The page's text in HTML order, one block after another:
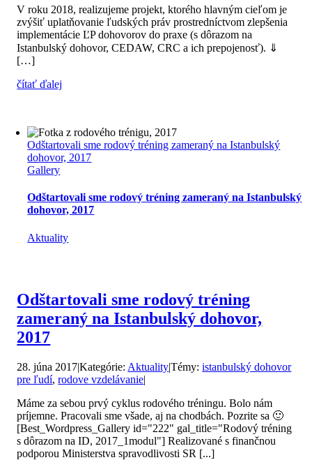
V roku 2018, realizujeme projekt, ktorého hlavným cieľom je
zvýšiť uplatňovanie ľudských práv prostredníctvom zlepšenia
implementácie ĽP dohovorov do praxe (s dôrazom na
Istanbulský dohovor, CEDAW, CRC a ich prepojenosť). ⇓
[…]
čítať ďalej
Odštartovali sme rodový tréning zameraný na Istanbulský
dohovor, 2017
Gallery
Odštartovali sme rodový tréning zameraný na Istanbulský
dohovor, 2017
Aktuality
Odštartovali sme rodový tréning
zameraný na Istanbulský dohovor,
2017
28. júna 2017|Kategórie: Aktuality|Témy:istanbulský dohovor
pre ľudí,rodove vzdelávanie|
Máme za sebou prvý cyklus rodového tréningu. Bolo nám
príjemne. Pracovali sme všade, aj na chodbách. Pozrite sa 🙂
[Best_Wordpress_Gallery id="222" gal_title="Rodový tréning
s dôrazom na ID, 2017_1modul"] Realizované s finančnou
podporou Ministerstva spravodlivosti SR [...]